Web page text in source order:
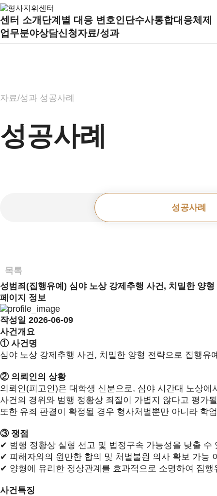
센터 소개 단계별 대응 변호인단수사통합대응체제
업무분야상담신청자료/성과
자료/성과 성공사례
성공사례
성공사례
목록
성범죄(집행유예) 심야 노상 강제추행 사건, 치밀한 양
페이지 정보
작성일 2026-06-09
사건개요
① 사건명
심야 노상 강제추행 사건 , 치밀한 양형 전략으로 집행유
② 의뢰인의 상황
의뢰인 (피고인)은 대학생 신분으로 , 심야 시간대 노상에
사건의 경위와 범행 정황상 죄질이 가볍지 않다고 평가
또한 유죄 판결이 확정될 경우 형사처벌뿐만 아니라 학업
③ 쟁점
✔ 범행 정황상 실형 선고 및 법정구속 가능성을 낮출 수
✔ 피해자와의 원만한 합의 및 처벌불원 의사 확보 가능
✔ 양형에 유리한 정상관계를 효과적으로 소명하여 집
사건특징